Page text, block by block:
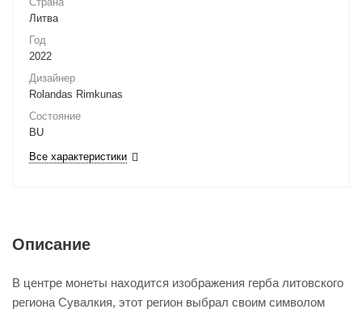
Литва
Год
2022
Дизайнер
Rolandas Rimkunas
Состояние
BU
Все характеристики
Описание
В центре монеты находится изображения герба литовского
региона Сувалкия, этот регион выбрал своим символом